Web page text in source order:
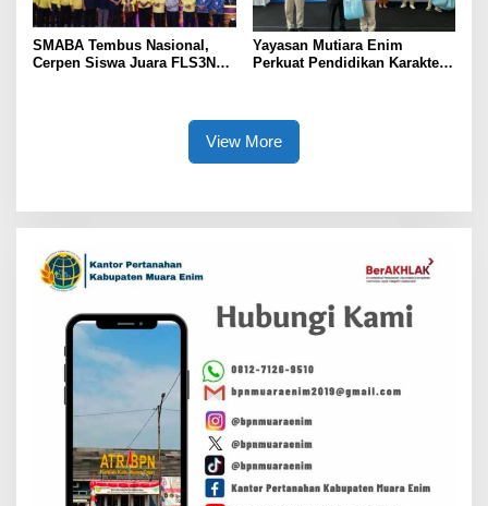
SMABA Tembus Nasional,
Cerpen Siswa Juara FLS3N
Yayasan Mutiara Enim
Perkuat Pendidikan Karakter,
View More